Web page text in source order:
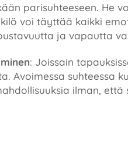
parisuhteeseen. He
voi täyttää kaikki
ja vapautta
: Joissain
Avoimessa suhteessa
ilman, että